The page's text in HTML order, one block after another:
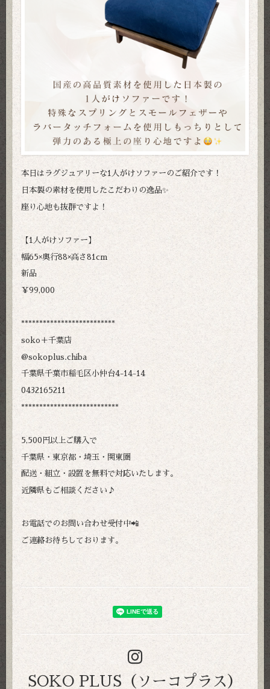
本日はラグジュアリーな1人がけソファーのご紹介です！
日本製の素材を使用したこだわりの逸品✨
座り心地も抜群ですよ！
【1人がけソファー】
幅65×奥行88×高さ81cm
新品
￥99,000
**************************
soko＋千葉店
@sokoplus.chiba
千葉県千葉市稲毛区小仲台4-14-14
0432165211
***************************
5,500円以上ご購入で
千葉県・東京都・埼玉・関東圏
配送・組立・設置を無料で対応いたします。
近隣県もご相談ください♪
お電話でのお問い合わせ受付中📲
ご連絡お待ちしております。
SOKO PLUS（ソーコプラス）